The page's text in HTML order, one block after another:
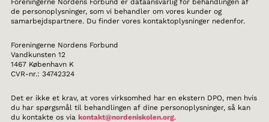
Foreningerne Nordens Forbund er dataansvarlig for behandlingen af
de personoplysninger, som vi behandler om vores kunder og
samarbejdspartnere. Du finder vores kontaktoplysninger nedenfor.
Foreningerne Nordens Forbund
Vandkunsten 12
1467 København K
CVR-nr.: 34742324
Det er ikke et krav, at vores virksomhed har en ekstern DPO, men hvis
du har spørgsmål til behandlingen af dine personoplysninger, så kan
du kontakte os via kontakt@nordeniskolen.org.